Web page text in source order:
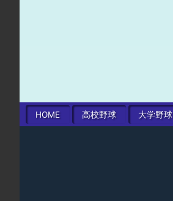
HOME 高校野球 大学野球